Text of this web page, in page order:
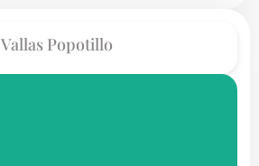
Vallas Popotillo